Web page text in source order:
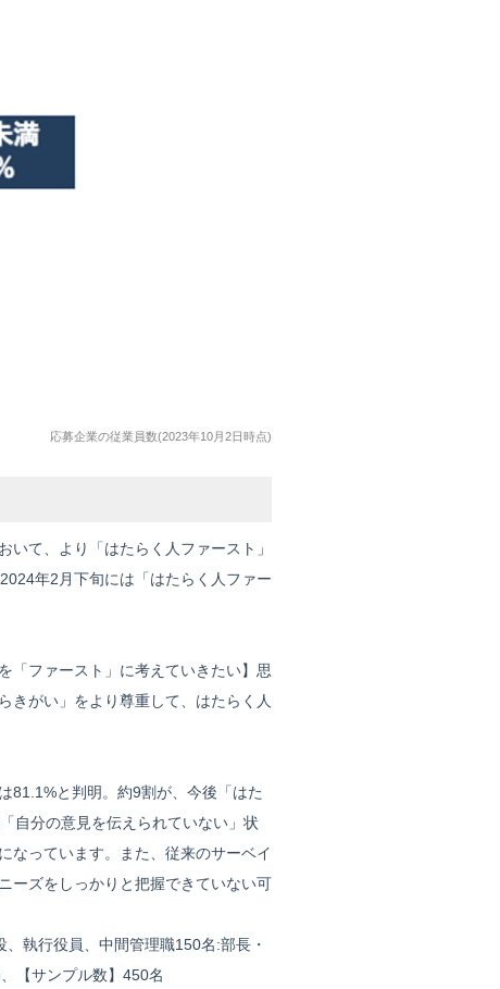
応募企業の従業員数(2023年10月2日時点)
て、より「はたらく人ファースト」
年2月下旬には「はたらく人ファー
「ファースト」に考えていきたい】思
きがい」をより尊重して、はたらく人
81.1%と判明。約9割が、今後「はた
自分の意見を伝えられていない」状
なっています。また、従来のサーベイ
ーズをしっかりと把握できていない可
執行役員、中間管理職150名:部⻑・
【サンプル数】450名